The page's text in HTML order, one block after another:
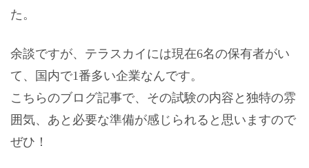
た。
余談ですが、テラスカイには現在6名の保有者がい
て、国内で1番多い企業なんです。
こちらのブログ記事で、その試験の内容と独特の雰
囲気、あと必要な準備が感じられると思いますので
ぜひ！